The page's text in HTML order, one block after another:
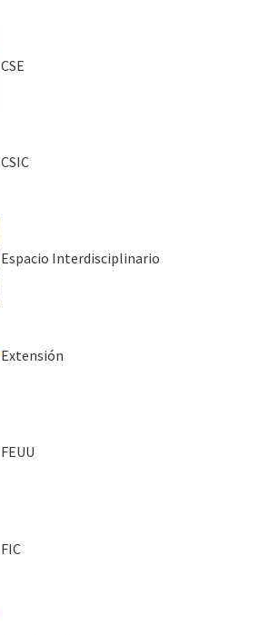
CSE
CSIC
Espacio Interdisciplinario
Extensión
FEUU
FIC